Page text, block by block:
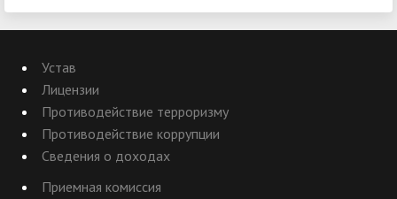
Устав
Лицензии
Противодействие терроризму
Противодействие коррупции
Сведения о доходах
Приемная комиссия